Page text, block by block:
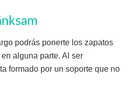
podrás ponerte los zapatos
alguna parte. Al ser
formado por un soporte que no